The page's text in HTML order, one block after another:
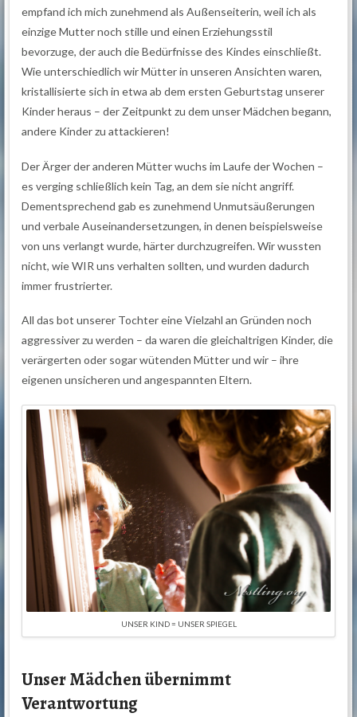
empfand ich mich zunehmend als Außenseiterin, weil ich als
einzige Mutter noch stille und einen Erziehungsstil
bevorzuge, der auch die Bedürfnisse des Kindes einschließt.
Wie unterschiedlich wir Mütter in unseren Ansichten waren,
kristallisierte sich in etwa ab dem ersten Geburtstag unserer
Kinder heraus – der Zeitpunkt zu dem unser Mädchen begann,
andere Kinder zu attackieren!
Der Ärger der anderen Mütter wuchs im Laufe der Wochen –
es verging schließlich kein Tag, an dem sie nicht angriff.
Dementsprechend gab es zunehmend Unmutsäußerungen
und verbale Auseinandersetzungen, in denen beispielsweise
von uns verlangt wurde, härter durchzugreifen. Wir wussten
nicht, wie WIR uns verhalten sollten, und wurden dadurch
immer frustrierter.
All das bot unserer Tochter eine Vielzahl an Gründen noch
aggressiver zu werden – da waren die gleichaltrigen Kinder, die
verärgerten oder sogar wütenden Mütter und wir – ihre
eigenen unsicheren und angespannten Eltern.
UNSER KIND = UNSER SPIEGEL
Unser Mädchen übernimmt
Verantwortung